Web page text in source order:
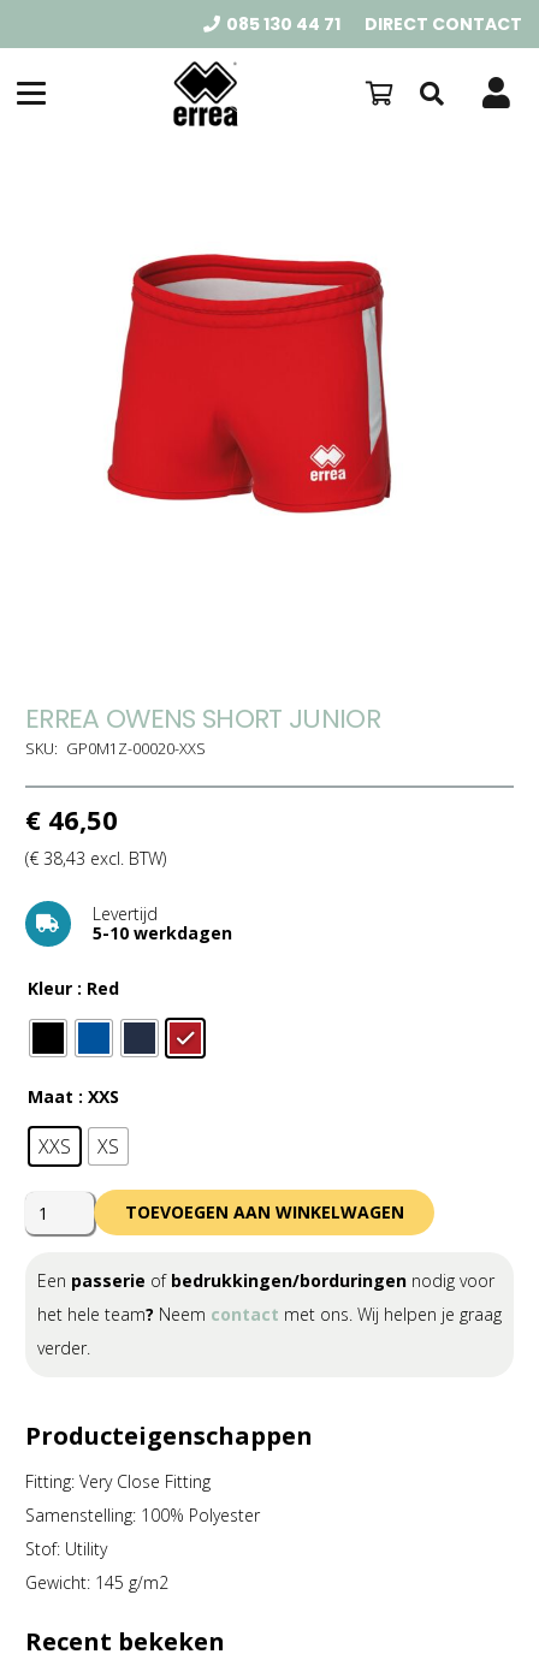
085 130 44 71 DIRECT CONTACT
ERREA OWENS SHORT JUNIOR
SKU: GP0M1Z-00020-XXS
€ 46,50
(€ 38,43 excl. BTW)
Levertijd
5-10 werkdagen
Kleur : Red
Maat : XXS
XXS XS
Errea
Owens
Short
Junior
aantal
TOEVOEGEN AAN WINKELWAGEN
Een passerie of bedrukkingen/borduringen nodig voor
het hele team? Neem contact met ons. Wij helpen je graag
verder.
Producteigenschappen
Fitting: Very Close Fitting
Samenstelling: 100% Polyester
Stof: Utility
Gewicht: 145 g/m2
Recent bekeken